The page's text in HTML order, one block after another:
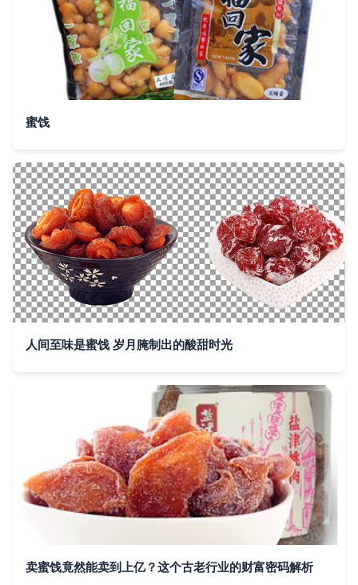
蜜饯
人间至味是蜜饯 岁月腌制出的酸甜时光
卖蜜饯竟然能卖到上亿？这个古老行业的财富密码解析